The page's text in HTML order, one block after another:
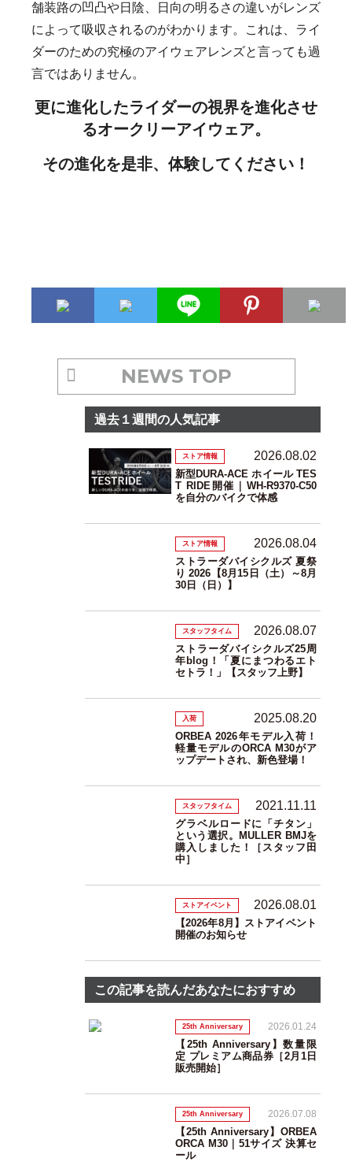
舗装路の凹凸や日陰、日向の明るさの違いがレンズ
によって吸収されるのがわかります。これは、ライ
ダーのための究極のアイウェアレンズと言っても過
言ではありません。
更に進化したライダーの視界を進化させ
るオークリーアイウェア。
その進化を是非、体験してください！
NEWS TOP
過去１週間の人気記事
ストア情報 2026.08.02
新型DURA-ACE ホイール TES
T RIDE開催｜WH-R9370-C50
を自分のバイクで体感
ストア情報 2026.08.04
ストラーダバイシクルズ 夏祭
り 2026【8月15日（土）～8月
30日（日）】
スタッフタイム 2026.08.07
ストラーダバイシクルズ25周
年blog！「夏にまつわるエト
セトラ！」【スタッフ上野】
入荷 2025.08.20
ORBEA 2026年モデル入荷！
軽量モデルのORCA M30がア
ップデートされ、新色登場！
スタッフタイム 2021.11.11
グラベルロードに「チタン」
という選択。MULLER BMJを
購入しました！［スタッフ田
中］
ストアイベント 2026.08.01
【2026年8月】ストアイベント
開催のお知らせ
この記事を読んだあなたにおすすめ
25th Anniversary 2026.01.24
【25th Anniversary】数量限
定 プレミアム商品券［2月1日
販売開始］
25th Anniversary 2026.07.08
【25th Anniversary】ORBEA
ORCA M30｜51サイズ 決算セ
ール